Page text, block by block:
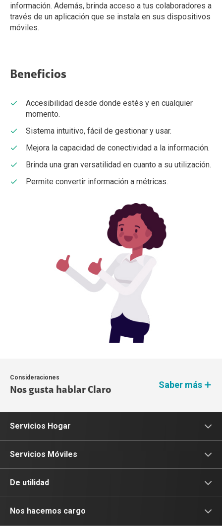
información. Además, brinda acceso a tus colaboradores a
través de un aplicación que se instala en sus dispositivos
móviles.
Beneficios
Accesibilidad desde donde estés y en cualquier
momento.
Sistema intuitivo, fácil de gestionar y usar.
Mejora la capacidad de conectividad a la información.
Brinda una gran versatilidad en cuanto a su utilización.
Permite convertir información a métricas.
Consideraciones
Nos gusta hablar Claro
Saber más
Servicios Hogar
Internet
Internet fijo + TV
Internet + Tv + Telefonía
Servicios Móviles
Internet Móvil
Portabilidad
De utilidad
Consulta de IMEI
Nos hacemos cargo